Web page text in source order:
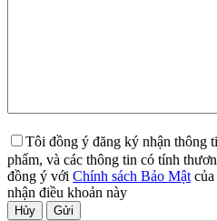
Tôi đồng ý đăng ký nhận thông
phẩm, và các thông tin có tính
đồng ý với Chính sách Bảo Mật
nhận điều khoản này
Hủy